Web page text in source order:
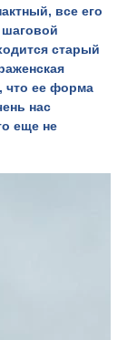
все его
шаговой
старый
что ее форма
нас
еще не